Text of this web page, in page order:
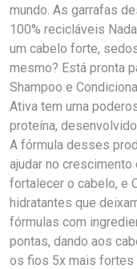
mundo. As garrafas
100% recicláveis
um cabelo forte,
mesmo? Está pronta
Shampoo e
Ativa tem uma
proteína,
A fórmula desses
ajudar no
fortalecer o cabelo, e
hidratantes que
fórmulas com
pontas, dando aos
os fios 5x mais fortes